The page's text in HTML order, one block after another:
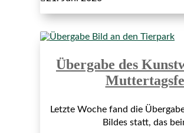
Übergabe des
Letzte Woche fand die
Bildes statt, das